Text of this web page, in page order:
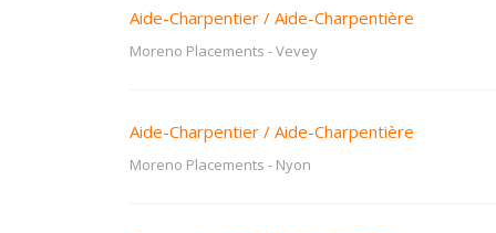
Aide-Charpentier / Aide-Charpentière
Moreno Placements -Vevey
Aide-Charpentier / Aide-Charpentière
Moreno Placements - Nyon